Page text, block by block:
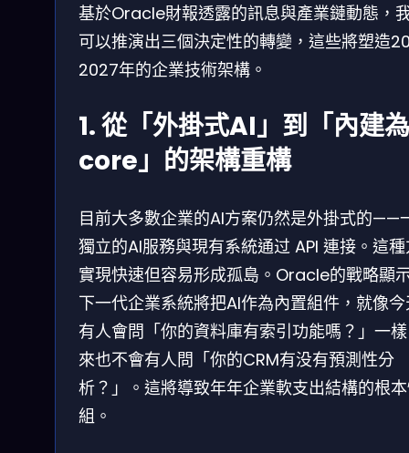
基於Oracle財報透露的訊息與產業鏈動態，
可以推演出三個決定性的轉變，這些將塑造
2027年的企業技術架構。
1. 從「外掛式AI」到「內建為
core」的架構重構
目前大多數企業的AI方案仍然是外掛式的——
獨立的AI服務與現有系統通过 API 連接。這
實現快速但容易形成孤島。Oracle的戰略顯
下一代企業系統將把AI作為內置組件，就像
有人會問「你的資料庫有索引功能嗎？」一
來也不會有人問「你的CRM有没有預測性分
析？」。這將導致年年企業軟支出結構的根
組。